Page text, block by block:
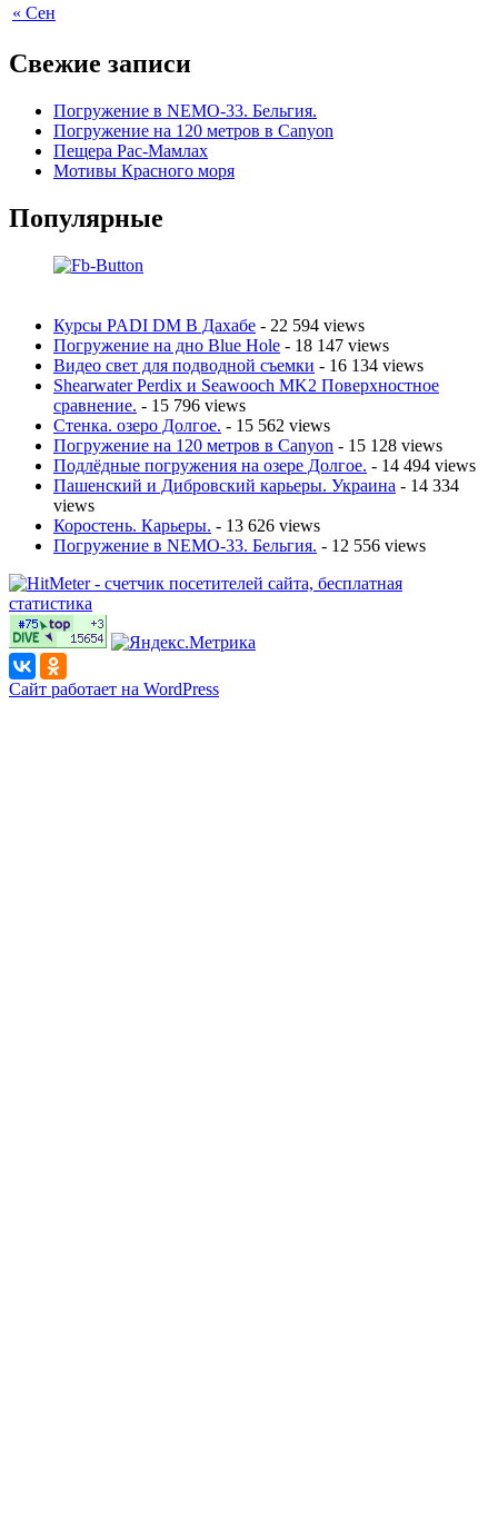
« Сен
Свежие записи
Погружение в NEMO-33. Бельгия.
Погружение на 120 метров в Canyon
Пещера Рас-Мамлах
Мотивы Красного моря
Популярные
Курсы PADI DM В Дахабе - 22 594 views
Погружение на дно Blue Hole - 18 147 views
Видео свет для подводной съемки - 16 134 views
Shearwater Perdix и Seawooch MK2 Поверхностное
сравнение. - 15 796 views
Стенка. озеро Долгое. - 15 562 views
Погружение на 120 метров в Canyon - 15 128 views
Подлёдные погружения на озере Долгое. - 14 494 views
Пашенский и Дибровский карьеры. Украина - 14 334
views
Коростень. Карьеры. - 13 626 views
Погружение в NEMO-33. Бельгия. - 12 556 views
Сайт работает на WordPress